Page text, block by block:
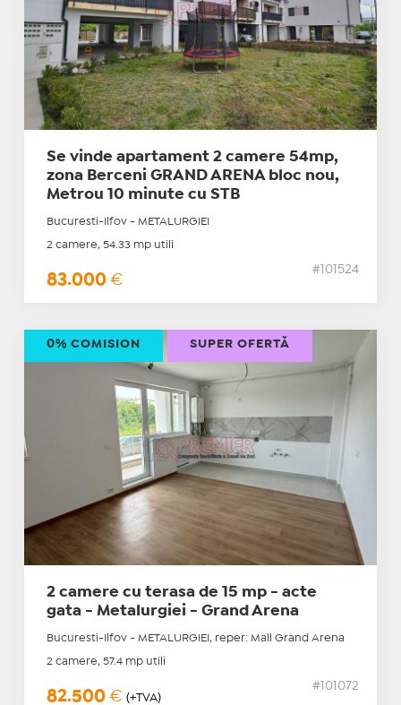
Se vinde apartament 2 camere 54mp,
zona Berceni GRAND ARENA bloc nou,
Metrou 10 minute cu STB
Bucuresti-Ilfov - METALURGIEI
2 camere, 54.33 mp utili
83.000 €
#101524
2 camere cu terasa de 15 mp - acte
gata - Metalurgiei - Grand Arena
Bucuresti-Ilfov - METALURGIEI, reper: Mall Grand Arena
2 camere, 57.4 mp utili
82.500 € (+TVA)
#101072
0% COMISION SUPER OFERTĂ